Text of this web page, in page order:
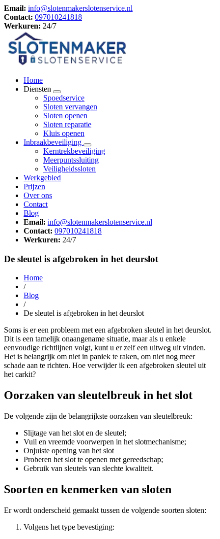
Email: info@slotenmakerslotenservice.nl
Contact: 097010241818
Werkuren: 24/7
Home
Diensten
Spoedservice
Sloten vervangen
Sloten openen
Sloten reparatie
Kluis openen
Inbraakbeveiliging
Kerntrekbeveiliging
Meerpuntssluiting
Veiligheidssloten
Werkgebied
Prijzen
Over ons
Contact
Blog
Email: info@slotenmakerslotenservice.nl
Contact: 097010241818
Werkuren: 24/7
De sleutel is afgebroken in het deurslot
Home
/
Blog
/
De sleutel is afgebroken in het deurslot
Soms is er een probleem met een afgebroken sleutel in het deurslot.
Dit is een tamelijk onaangename situatie, maar als u enkele
eenvoudige richtlijnen volgt, kunt u er zelf een uitweg uit vinden.
Het is belangrijk om niet in paniek te raken, om niet nog meer
schade aan te richten. Hoe verwijder ik een afgebroken sleutel uit
het carkit?
Oorzaken van sleutelbreuk in het slot
De volgende zijn de belangrijkste oorzaken van sleutelbreuk:
Slijtage van het slot en de sleutel;
Vuil en vreemde voorwerpen in het slotmechanisme;
Onjuiste opening van het slot
Proberen het slot te openen met gereedschap;
Gebruik van sleutels van slechte kwaliteit.
Soorten en kenmerken van sloten
Er wordt onderscheid gemaakt tussen de volgende soorten sloten:
Volgens het type bevestiging: